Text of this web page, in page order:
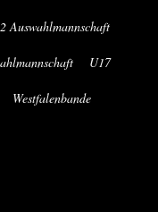
Auswahlmannschaft
U17
Westfalenbande